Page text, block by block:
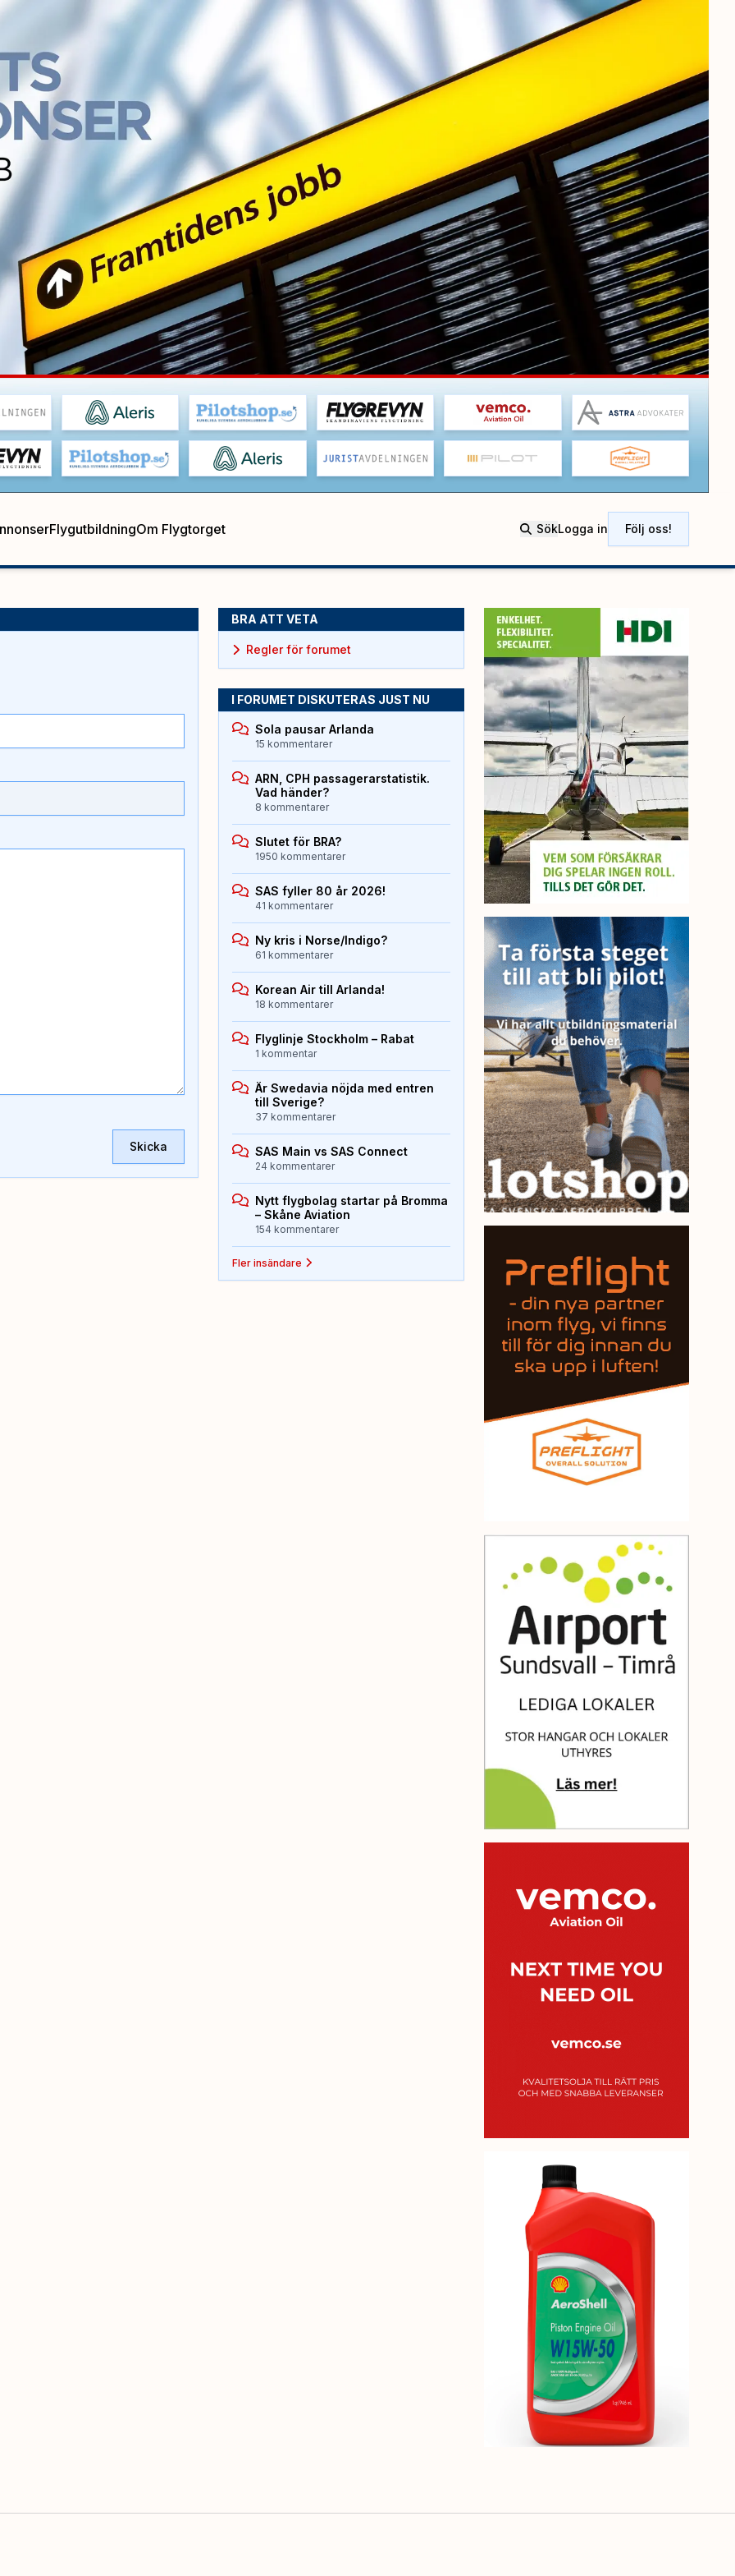
FlygutbildningOm Flygtorget SökLogga in Följ oss!
Skicka
BRA ATT VETA
Regler för forumet
I FORUMET DISKUTERAS JUST NU
Sola pausar Arlanda
15 kommentarer
ARN, CPH passagerarstatistik.
Vad händer?
8 kommentarer
Slutet för BRA?
1950 kommentarer
SAS fyller 80 år 2026!
41 kommentarer
Ny kris i Norse/Indigo?
61 kommentarer
Korean Air till Arlanda!
18 kommentarer
Flyglinje Stockholm – Rabat
1 kommentar
Är Swedavia nöjda med entren
till Sverige?
37 kommentarer
SAS Main vs SAS Connect
24 kommentarer
Nytt flygbolag startar på Bromma
– Skåne Aviation
154 kommentarer
Fler insändare